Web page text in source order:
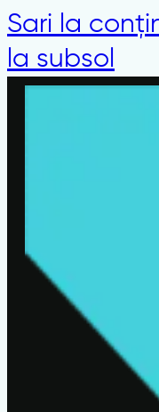
Sari la
la subsol